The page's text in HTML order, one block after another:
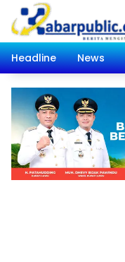
Langsung
konten
Headline
News